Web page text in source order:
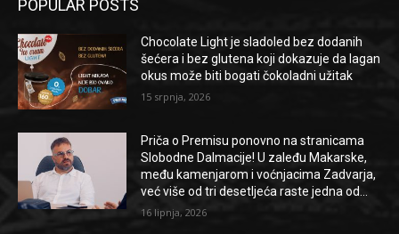
POPULAR POSTS
Chocolate Light je sladoled bez dodanih
šećera i bez glutena koji dokazuje da lagan
okus može biti bogati čokoladni užitak
15 srpnja, 2026
Priča o Premisu ponovno na stranicama
Slobodne Dalmacije! U zaleđu Makarske,
među kamenjarom i voćnjacima Zadvarja,
već više od tri desetljeća raste jedna od...
16 lipnja, 2026